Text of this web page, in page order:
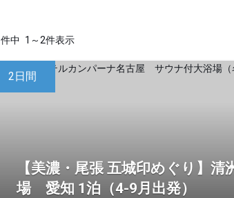
件中 1～2件表示
2日間
【美濃・尾張 五城印めぐり】
場 愛知 1泊（4-9月出発）